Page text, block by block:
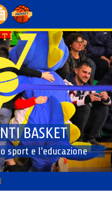
BASKET
sport e l'educazione